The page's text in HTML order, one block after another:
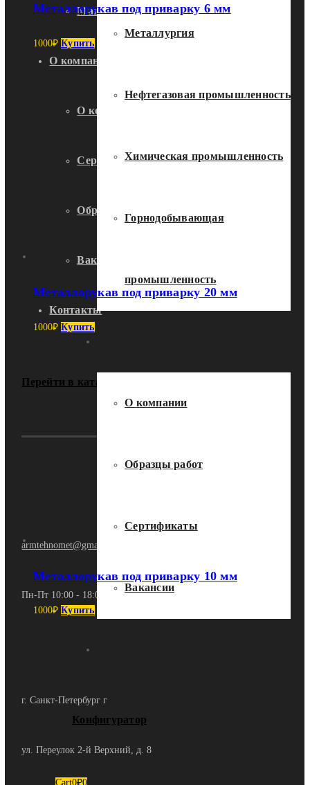
Машиностроение
О компании
О компании
Сертификаты
Образцы работ
Вакансии
Контакты
Перейти в каталог
armtehnomet@gmail.com
Пн-Пт 10:00 - 18:00
г. Санкт-Петербург г
ул. Переулок 2-й Верхний, д. 8
Металлургия
Нефтегазовая промышленность
Химическая промышленность
Горнодобывающая
промышленность
О компании
Образцы работ
Сертификаты
Вакансии
Конфигуратор
Cart0₽0
Металлорукав под приварку 6 мм
1000₽ Купить
Металлорукав под приварку 20 мм
1000₽ Купить
Металлорукав под приварку 10 мм
1000₽ Купить